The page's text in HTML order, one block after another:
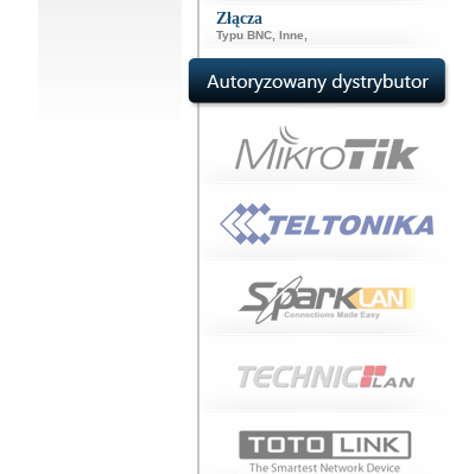
Złącza
Typu BNC, Inne